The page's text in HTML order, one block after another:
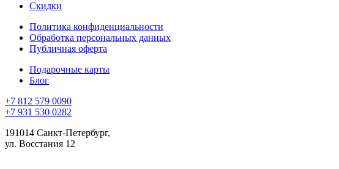
Скидки
Политика конфиденциальности
Обработка персональных данных
Публичная оферта
Подарочные карты
Блог
+7 812 579 0090
+7 931 530 0282
191014 Санкт-Петербург,
ул. Восстания 12